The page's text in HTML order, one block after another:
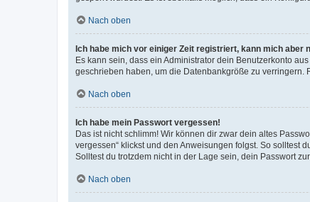
Nach oben
Ich habe mich vor einiger Zeit registriert, kann mich aber
Es kann sein, dass ein Administrator dein Benutzerkonto
geschrieben haben, um die Datenbankgröße zu
Nach oben
Ich habe mein Passwort vergessen!
Das ist nicht schlimm! Wir können dir zwar dein altes
vergessen“ klickst und den Anweisungen folgst. So solltest
Solltest du trotzdem nicht in der Lage sein, dein Passwort
Nach oben